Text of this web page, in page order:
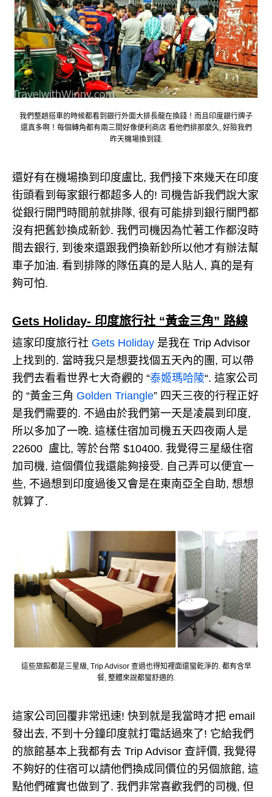
我們整趟搭車的時候都看到銀行外面大排長龍在換錢！而且印度銀行牌子
還真多啊！每個轉角都有兩三間好像便利商店 看他們排那麼久, 好險我們
昨天機場換到錢.
還好有在機場換到印度盧比, 我們接下來幾天在印度
街頭看到每家銀行都超多人的! 司機告訴我們說大家
從銀行開門時間前就排隊, 很有可能排到銀行關門都
沒有把舊鈔換成新鈔. 我們司機因為忙著工作都沒時
間去銀行, 到後來還跟我們換新鈔所以他才有辦法幫
車子加油. 看到排隊的隊伍真的是人貼人, 真的是有
夠可怕.
Gets Holiday- 印度旅行社 “黃金三角” 路線
這家印度旅行社 Gets Holiday 是我在 Trip Advisor
上找到的. 當時我只是想要找個五天內的團, 可以帶
我們去看看世界七大奇觀的 “泰姬瑪哈陵“. 這家公司
的 “黃金三角 Golden Triangle” 四天三夜的行程正好
是我們需要的. 不過由於我們第一天是凌晨到印度,
所以多加了一晚. 這樣住宿加司機五天四夜兩人是
22600 盧比, 等於台幣 $10400. 我覺得三星級住宿
加司機, 這個價位我還能夠接受. 自己弄可以便宜一
些, 不過想到印度過後又會是在東南亞全自助, 想想
就算了.
這些旅館都是三星級, Trip Advisor 查過也得知裡面還蠻乾淨的. 都有含早
餐, 整體來說都蠻舒適的.
這家公司回覆非常迅速! 快到就是我當時才把 email
發出去, 不到十分鐘印度就打電話過來了! 它給我們
的旅館基本上我都有去 Trip Advisor 查評價, 我覺得
不夠好的住宿可以請他們換成同價位的另個旅館, 這
點他們確實也做到了. 我們非常喜歡我們的司機, 但